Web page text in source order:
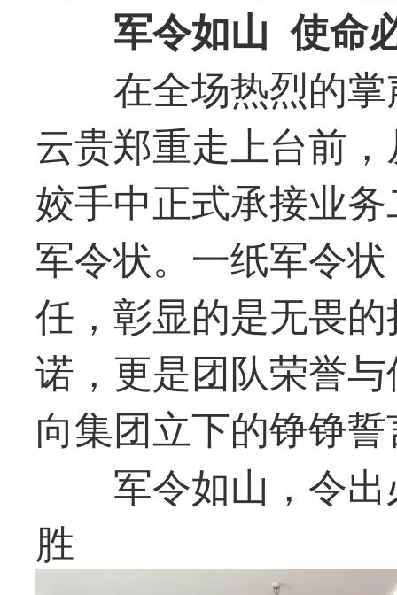
军令如山 使命
在全场热烈的
云贵郑重走上台前
姣手中正式承接业
军令状。一纸军令
任，彰显的是无畏
诺，更是团队荣誉
向集团立下的铮铮
军令如山，令
胜